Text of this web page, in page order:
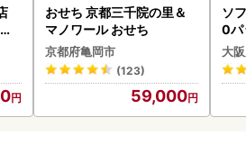
おせち 京都三千院の里＆
マノワール おせち
京都府亀岡市
(123)
59,000
ソ
0
大